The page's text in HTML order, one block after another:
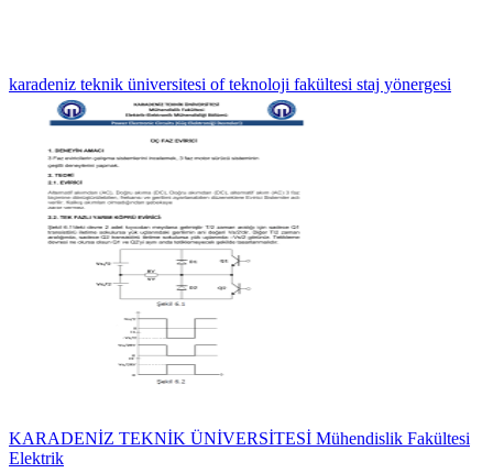
karadeniz teknik üniversitesi of teknoloji fakültesi staj yönergesi
KARADENİZ TEKNİK ÜNİVERSİTESİ Mühendislik Fakültesi
Elektrik